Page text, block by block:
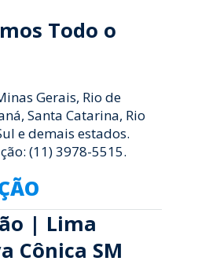
Todo o
Gerais, Rio de
Santa Catarina, Rio
e demais estados.
(11) 3978-5515.
| Lima
Cônica SM